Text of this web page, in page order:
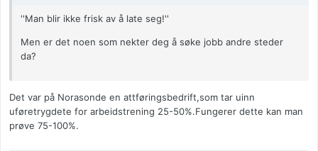
''Man blir ikke frisk av å late seg!''
Men er det noen som nekter deg å søke jobb andre steder
da?
Det var på Norasonde en attføringsbedrift,som tar uinn
uføretrygdete for arbeidstrening 25-50%.Fungerer dette kan man
prøve 75-100%.